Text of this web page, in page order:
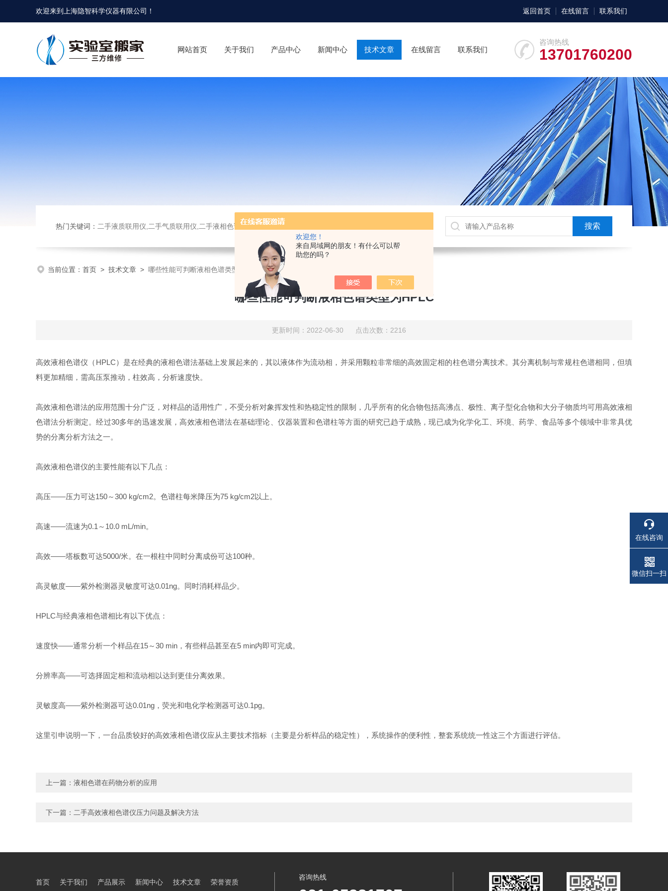
欢迎您！
来自局域网的朋友！有什么可以帮
助您的吗？
欢迎来到 上海隐智科学仪器有限公司 ！ 返回首页 在线留言 联系我们
咨询热线
13701760200
网站首页 关于我们 产品中心 新闻中心 技术文章 在线留言 联系我们
热门关键词： 二手液质联用仪,二手气质联用仪,二手液相色谱仪,实验室仪器维/修维保,实验室搬家,仪器培训
当前位置： 首页 > 技术文章 > 哪些性能可判断液相色谱类型为HPLC
哪些性能可判断液相色谱类型为HPLC
更新时间：2022-06-30 点击次数：2216
高效液相色谱仪（HPLC）是在经典的液相色谱法基础上发展起来的，其以液体作为流动相，并采用颗粒非常细的高效固定相的柱色谱分离技术。其分离机制与常规柱色谱相同，但填
料更加精细，需高压泵推动，柱效高，分析速度快。
高效液相色谱法的应用范围十分广泛，对样品的适用性广，不受分析对象挥发性和热稳定性的限制，几乎所有的化合物包括高沸点、极性、离子型化合物和大分子物质均可用高效液相
色谱法分析测定。经过30多年的迅速发展，高效液相色谱法在基础理论、仪器装置和色谱柱等方面的研究已趋于成熟，现已成为化学化工、环境、药学、食品等多个领域中非常具优
势的分离分析方法之一。
高效液相色谱仪的主要性能有以下几点：
高压——压力可达150～300 kg/cm2。色谱柱每米降压为75 kg/cm2以上。
高速——流速为0.1～10.0 mL/min。
高效——塔板数可达5000/米。在一根柱中同时分离成份可达100种。
高灵敏度——紫外检测器灵敏度可达0.01ng。同时消耗样品少。
HPLC与经典液相色谱相比有以下优点：
速度快——通常分析一个样品在15～30 min，有些样品甚至在5 min内即可完成。
分辨率高——可选择固定相和流动相以达到更佳分离效果。
灵敏度高——紫外检测器可达0.01ng，荧光和电化学检测器可达0.1pg。
这里引申说明一下，一台品质较好的高效液相色谱仪应从主要技术指标（主要是分析样品的稳定性），系统操作的便利性，整套系统统一性这三个方面进行评估。
上一篇： 液相色谱在药物分析的应用
下一篇： 二手高效液相色谱仪压力问题及解决方法
首页 关于我们 产品展示 新闻中心 技术文章 荣誉资质
咨询热线
在线咨询
电话
电话
微信扫一扫